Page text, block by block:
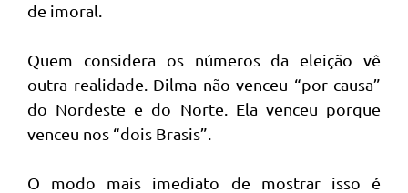
de imoral.
Quem considera os números da eleição vê
outra realidade. Dilma não venceu “por causa”
do Nordeste e do Norte. Ela venceu porque
venceu nos “dois Brasis”.
O modo mais imediato de mostrar isso é